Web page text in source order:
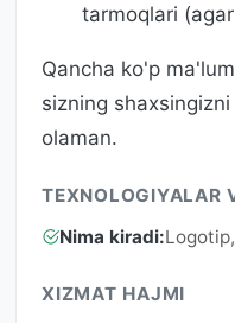
tarmoqlari
Qancha ko'p
sizning
olaman.
TEXNOLOGIYALAR
Nima kiradi:
XIZMAT HAJMI